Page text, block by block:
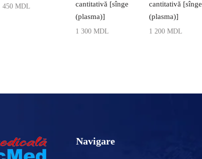
450MDL
cantitativă [sînge
(plasma)]
1 300MDL
cantitativă [sînge
(plasma)]
1 200 MDL
Navigare